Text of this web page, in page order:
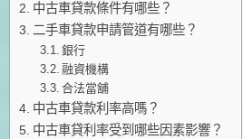
中古車貸款條件有哪些？
二手車貸款申請管道有哪些？
銀行
融資機構
合法當舖
中古車貸款利率高嗎？
中古車貸利率受到哪些因素影響？